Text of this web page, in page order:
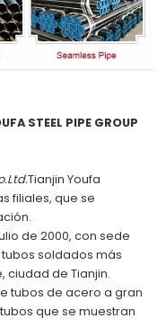
STEEL PIPE GROUP
Tianjin Youfa
filiales, que se
de 2000, con sede
soldados más
ciudad de Tianjin.
tubos de acero a gran
que se muestran